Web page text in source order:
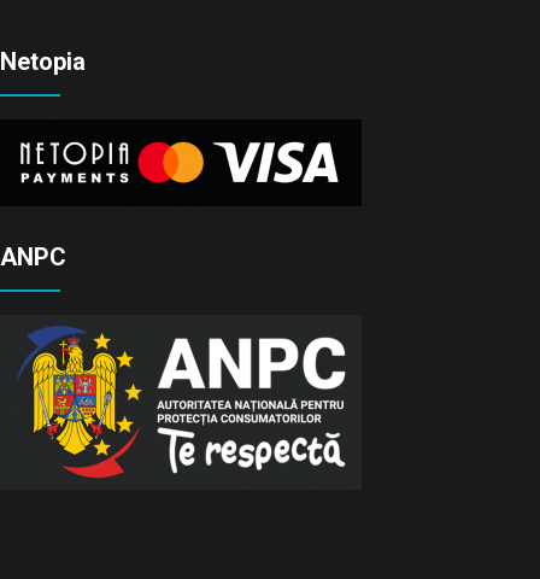
Netopia
ANPC